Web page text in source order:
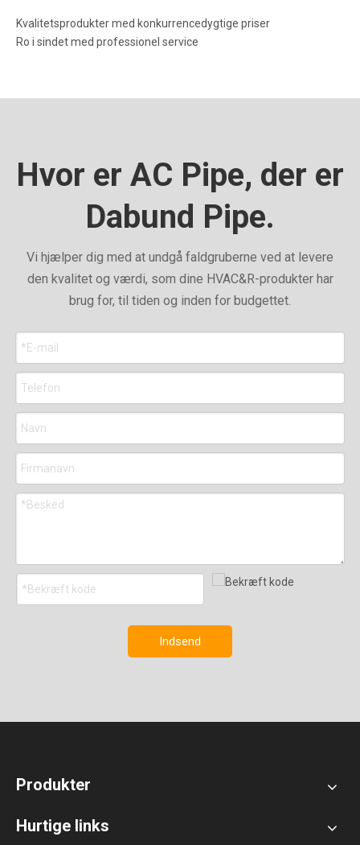
Kvalitetsprodukter med konkurrencedygtige priser
Ro i sindet med professionel service
Hvor er AC Pipe, der er
Dabund Pipe.
Vi hjælper dig med at undgå faldgruberne ved at levere
den kvalitet og værdi, som dine HVAC&R-produkter har
brug for, til tiden og inden for budgettet.
Indsend
Produkter
Hurtige links